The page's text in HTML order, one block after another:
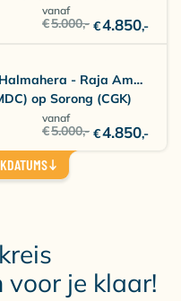
vanaf
€4.850,-
€5.000,-
Lembeh - Halmahera - Raja Ampat
op Sorong (CGK)
vanaf
€4.850,-
€5.000,-
je klaar!